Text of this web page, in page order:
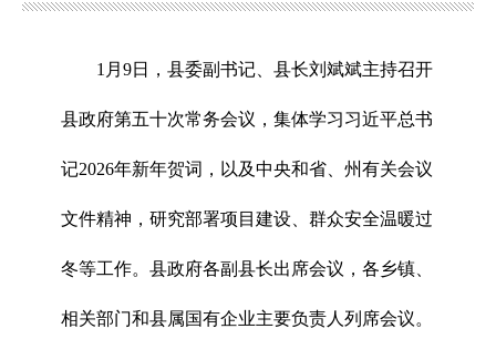
1月9日，县委副书记、县长刘斌斌主持召开
县政府第五十次常务会议，集体学习习近平总书
记2026年新年贺词，以及中央和省、州有关会议
文件精神，研究部署项目建设、群众安全温暖过
冬等工作。县政府各副县长出席会议，各乡镇、
相关部门和县属国有企业主要负责人列席会议。